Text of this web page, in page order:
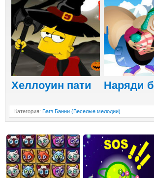
Хеллоуин пати Наряди
Категория: Багз Банни (Веселые мелодии)